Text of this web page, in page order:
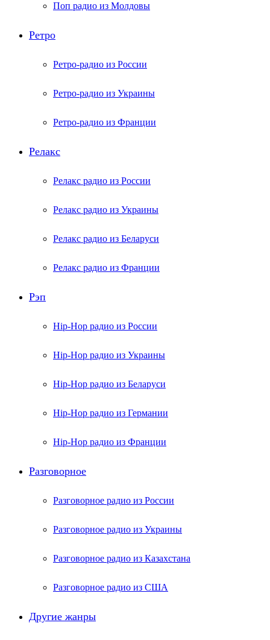
Поп радио из Молдовы
Ретро
Ретро-радио из России
Ретро-радио из Украины
Ретро-радио из Франции
Релакс
Релакс радио из России
Релакс радио из Украины
Релакс радио из Беларуси
Релакс радио из Франции
Рэп
Hip-Hop радио из России
Hip-Hop радио из Украины
Hip-Hop радио из Беларуси
Hip-Hop радио из Германии
Hip-Hop радио из Франции
Разговорное
Разговорное радио из России
Разговорное радио из Украины
Разговорное радио из Казахстана
Разговорное радио из США
Другие жанры